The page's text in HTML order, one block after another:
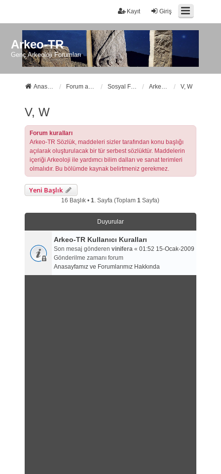
Giriş
Kayıt
Arkeo-TR
Genç Arkeoloji Forumları
Anasayfa Forum ana sayfa Sosyal Forumlarımız Arkeo-TR Sözlük V, W
V, W
Forum kuralları
Arkeo-TR Sözlük, maddeleri sizler tarafından konu başlığı
açılarak oluşturulacak bir tür serbest sözlüktür. Maddelerin
içeriği Arkeoloji ile yardımcı bilim dalları ve sanat terimleri
olmalıdır. Bu bölümde kaynak belirtmeniz gerekmez.
Yeni Başlık
16 Başlık •1. Sayfa (Toplam1 Sayfa)
Duyurular
Arkeo-TR Kullanıcı Kuralları
Son mesaj gönderen vinifera« 01:52 15-Ocak-2009
Gönderilme zamanı forum
Anasayfamız ve Forumlarımız Hakkında